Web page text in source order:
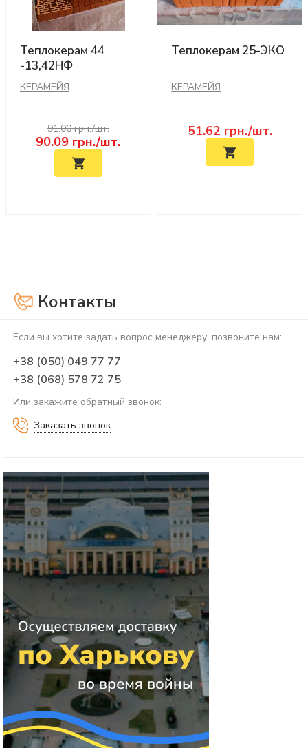
Теплокерам 44
-13,42НФ
КЕРАМЕЙЯ
91.00 грн./шт.
90.09 грн./шт.
Теплокерам 25-ЭКО
КЕРАМЕЙЯ
51.62 грн./шт.
Контакты
Если вы хотите задать вопрос менеджеру, позвоните нам:
+38 (050) 049 77 77
+38 (068) 578 72 75
Или закажите обратный звонок:
Заказать звонок